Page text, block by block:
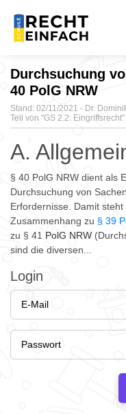
Durchsuchung
40 PolG NRW
Stand: 02/11/2021 - Dr.
Teil von "GS 2.2: Eingriffsrecht"
A.
§ 40 PolG NRW dient als
Durchsuchung von
Erfordernisse. Damit
Zusammenhang zu § 39
zu § 41 PolG NRW
sind die diversen...
Login